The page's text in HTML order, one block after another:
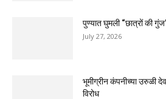
पुण्यात घुमली “छात्रों की
July 27, 2026
भूमीग्रीन कंपनीच्या उरुळी
विरोध